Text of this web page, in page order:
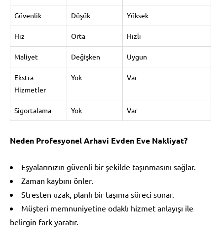
Güvenlik Düşük Yüksek
Hız Orta Hızlı
Maliyet Değişken Uygun
Ekstra
Hizmetler
Yok Var
Sigortalama Yok Var
Neden Profesyonel Arhavi Evden Eve Nakliyat?
Eşyalarınızın güvenli bir şekilde taşınmasını sağlar.
Zaman kaybını önler.
Stresten uzak, planlı bir taşıma süreci sunar.
Müşteri memnuniyetine odaklı hizmet anlayışı ile
belirgin fark yaratır.